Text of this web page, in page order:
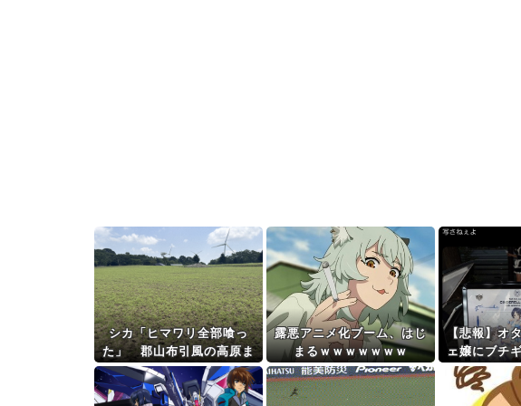
シカ「ヒマワリ全部喰っ
た」 郡山布引風の高原ま
つり中止
露悪アニメ化ブーム、はじ
まるｗｗｗｗｗｗｗ
【悲報】オ
ェ嬢にブチ
てたら顔隠
ねえ